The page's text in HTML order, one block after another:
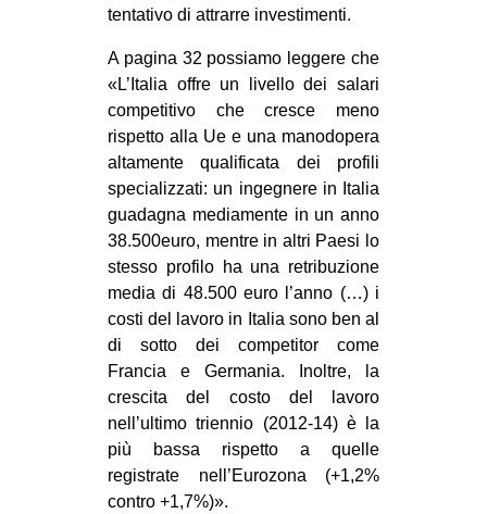
tentativo di attrarre investimenti.
A pagina 32 possiamo leggere che
«L’Italia offre un livello dei salari
competitivo che cresce meno
rispetto alla Ue e una manodopera
altamente qualificata dei profili
specializzati: un ingegnere in Italia
guadagna mediamente in un anno
38.500euro, mentre in altri Paesi lo
stesso profilo ha una retribuzione
media di 48.500 euro l’anno (…) i
costi del lavoro in Italia sono ben al
di sotto dei competitor come
Francia e Germania. Inoltre, la
crescita del costo del lavoro
nell’ultimo triennio (2012-14) è la
più bassa rispetto a quelle
registrate nell’Eurozona (+1,2%
contro +1,7%)».